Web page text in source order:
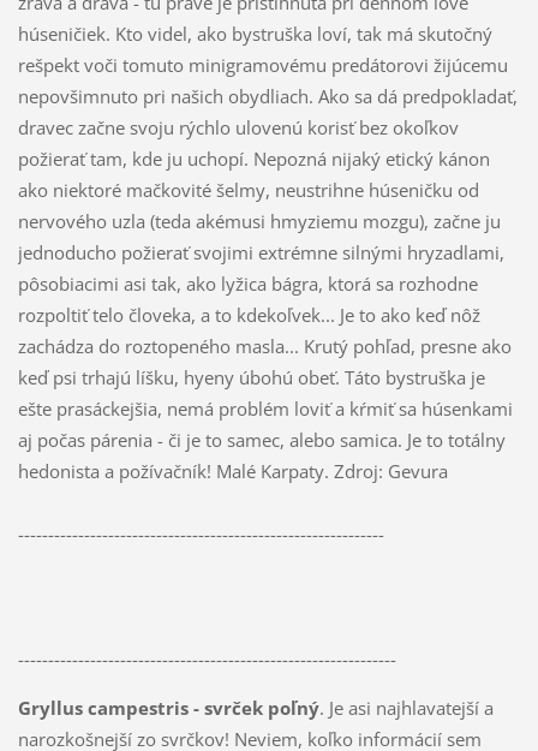
húseničiek. Kto videl, ako bystruška loví, tak má skutočný
rešpekt voči tomuto minigramovému predátorovi žijúcemu
nepovšimnuto pri našich obydliach. Ako sa dá predpokladať,
dravec začne svoju rýchlo ulovenú korisť bez okoľkov
požierať tam, kde ju uchopí. Nepozná nijaký etický kánon
ako niektoré mačkovité šelmy, neustrihne húseničku od
nervového uzla (teda akémusi hmyziemu mozgu), začne ju
jednoducho požierať svojimi extrémne silnými hryzadlami,
pôsobiacimi asi tak, ako lyžica bágra, ktorá sa rozhodne
rozpoltiť telo človeka, a to kdekoľvek... Je to ako keď nôž
zachádza do roztopeného masla... Krutý pohľad, presne ako
keď psi trhajú líšku, hyeny úbohú obeť. Táto bystruška je
ešte prasáckejšia, nemá problém loviť a kŕmiť sa húsenkami
aj počas párenia - či je to samec, alebo samica. Je to totálny
hedonista a požívačník! Malé Karpaty. Zdroj: Gevura
-------------------------------------------------------------
---------------------------------------------------------------
Gryllus campestris - svrček poľný. Je asi najhlavatejší a
narozkošnejší zo svrčkov! Neviem, koľko informácií sem